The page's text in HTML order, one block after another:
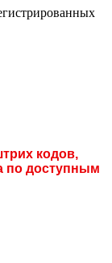
кодов,
по доступным